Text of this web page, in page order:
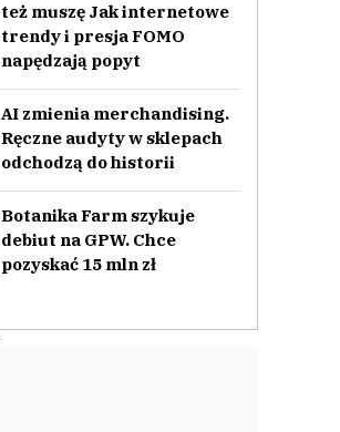
też muszę Jak internetowe
trendy i presja FOMO
napędzają popyt
AI zmienia merchandising.
Ręczne audyty w sklepach
odchodzą do historii
Botanika Farm szykuje
debiut na GPW. Chce
pozyskać 15 mln zł